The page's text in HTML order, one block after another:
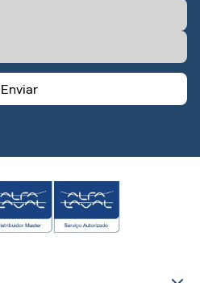
Enviar